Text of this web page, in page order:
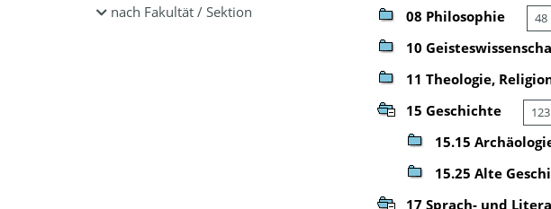
nach Fakultät / Sektion
08 Philosophie 48
10
11 Theologie,
15 Geschichte
15.15
15.25 Alte
17 Sprach- und